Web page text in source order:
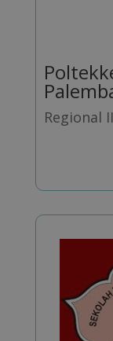
Regional II